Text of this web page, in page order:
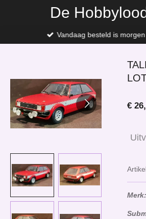
de
De
Vandaag besteld is morgen
€
Merk: